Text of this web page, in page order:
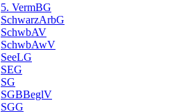
5. VermBG
SchwarzArbG
SchwbAV
SchwbAwV
SeeLG
SEG
SG
SGBBeglV
SGG